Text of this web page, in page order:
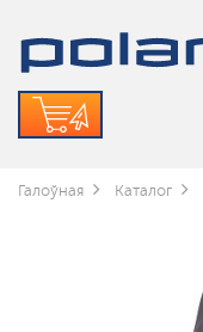
Галоўная Каталог